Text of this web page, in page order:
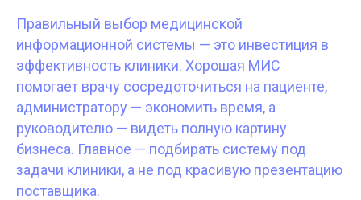
Правильный выбор медицинской
информационной системы — это инвестиция в
эффективность клиники. Хорошая МИС
помогает врачу сосредоточиться на пациенте,
администратору — экономить время, а
руководителю — видеть полную картину
бизнеса. Главное — подбирать систему под
задачи клиники, а не под красивую презентацию
поставщика.